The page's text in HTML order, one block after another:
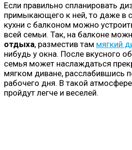
Если правильно спланировать
примыкающего к ней, то даже в
кухни с балконом можно
всей семьи. Так, на балконе
отдыха, разместив там мягкий
нибудь у окна. После вкусного
семья может наслаждаться
мягком диване, расслабившись
рабочего дня. В такой
пройдут легче и веселей.